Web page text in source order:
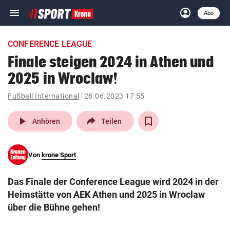
menu Navigation
ein-/ausklappen
account_circle
Anmelden
Abo
close Schließen
account_circle Anmelden
pin_drop
Wien arrow_right
search
eingeben
CONFERENCE LEAGUE
Finale steigen 2024 in Athen und
2025 in Wroclaw!
Fußball International 28.06.2023 17:55
play_arrow Anhören Teilen
Von krone Sport
Das Finale der Conference League wird 2024 in der
Heimstätte von AEK Athen und 2025 in Wroclaw
über die Bühne gehen!